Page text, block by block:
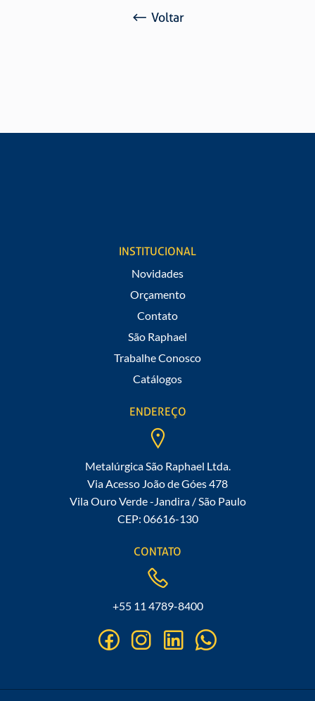
Voltar
INSTITUCIONAL
Novidades
Orçamento
Contato
São Raphael
Trabalhe Conosco
Catálogos
ENDEREÇO
Metalúrgica São Raphael Ltda.
Via Acesso João de Góes 478
Vila Ouro Verde -Jandira / São Paulo
CEP: 06616-130
CONTATO
+55 11 4789-8400
facebookinstagramlinkedinwhatsapp